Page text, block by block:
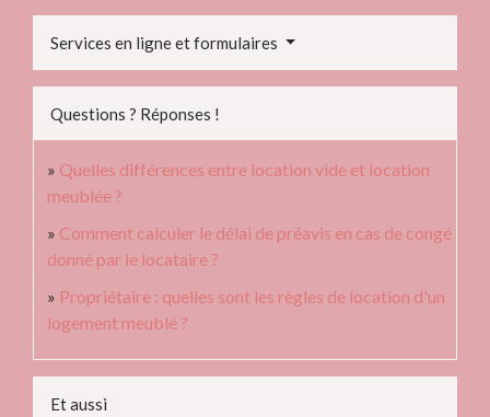
Services en ligne et formulaires
Questions ? Réponses !
Quelles différences entre location vide et location
meublée ?
Comment calculer le délai de préavis en cas de congé
donné par le locataire ?
Propriétaire : quelles sont les règles de location d'un
logement meublé ?
Et aussi